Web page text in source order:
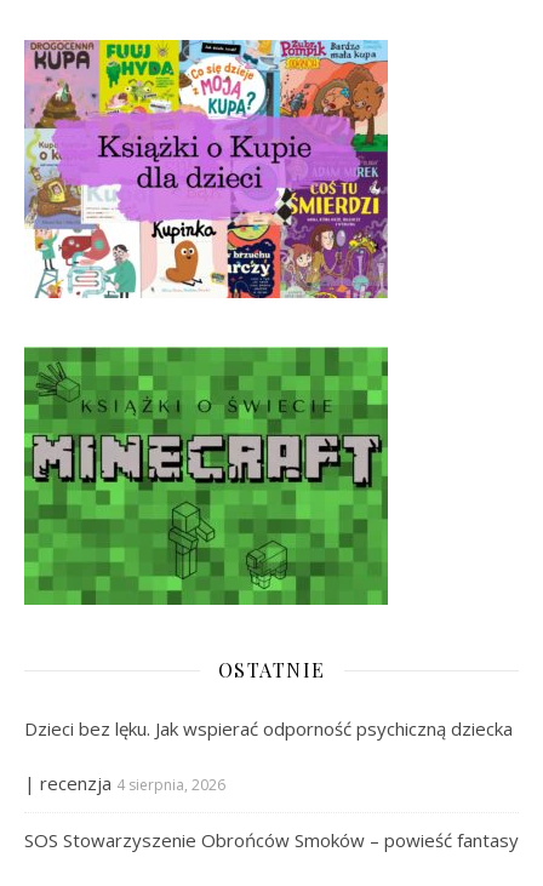
OSTATNIE
Dzieci bez lęku. Jak wspierać odporność psychiczną dziecka
| recenzja 4 sierpnia, 2026
SOS Stowarzyszenie Obrońców Smoków – powieść fantasy